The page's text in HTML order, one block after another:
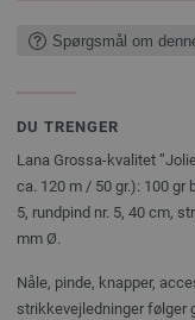
Spørgsmål om
DU TRENGER
Lana Grossa-kvalitet
ca. 120 m / 50 gr.): 100 gr
5, rundpind nr. 5, 40 cm,
mm Ø.
Nåle, pinde, knapper,
strikkevejledninger følger